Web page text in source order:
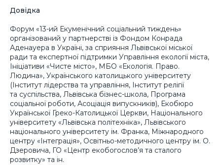
Довідка
Форум «13-ий Екуменічний соціальний тиждень»
організований у партнерстві із Фондом Конрада
Аденауера в Україні, за сприяння Львівської міської
ради та експертної підтримки Управління екології міста,
Ініціативи «Чисте місто», МБО «Екологія. Право.
Людина», Українського католицького університету
(Інститут лідерства та управління, Інститут релігії
та суспільства, Львівська бізнес-школа, Програма
соціальної роботи, Асоціація випускників), Екобюро
Української Греко-Католицької Церкви, Національного
університету «Львівська політехніка», Львівського
національного університету ім. Франка, Міжнародного
центру «Інтеграція», Освітньо-методичного центру ім. О.
Дзеровича, ГО «Центр екобогослов’я та сталого
розвитку» та ін.